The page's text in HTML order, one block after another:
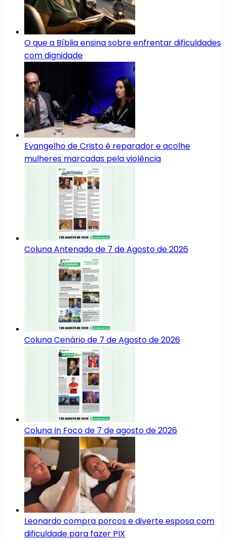
O que a Bíblia ensina sobre enfrentar dificuldades
com dignidade
Evangelho de Cristo é reparador e acolhe
mulheres marcadas pela violência
Coluna Antenado de 7 de Agosto de 2026
Coluna Cenário de 7 de Agosto de 2026
Coluna In Foco de 7 de agosto de 2026
Leonardo compra porcos e diverte esposa com
dificuldade para fazer PIX